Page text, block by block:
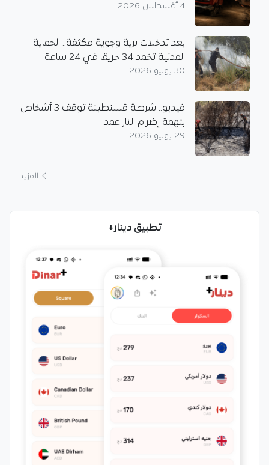
4 أغسطس 2026
بعد تدخلات برية وجوية مكثفة.. الحماية
المدنية تخمد 34 حريقا في 24 ساعة
30 يوليو 2026
فيديو.. شرطة قسنطينة توقف 3 أشخاص
بتهمة إضرام النار عمدا
29 يوليو 2026
المزيد
تطبيق دينار+